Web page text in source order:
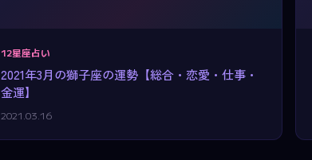
12星座占い
2021年3月の獅子座の運勢【総合・恋愛・仕事・
金運】
2021.03.16